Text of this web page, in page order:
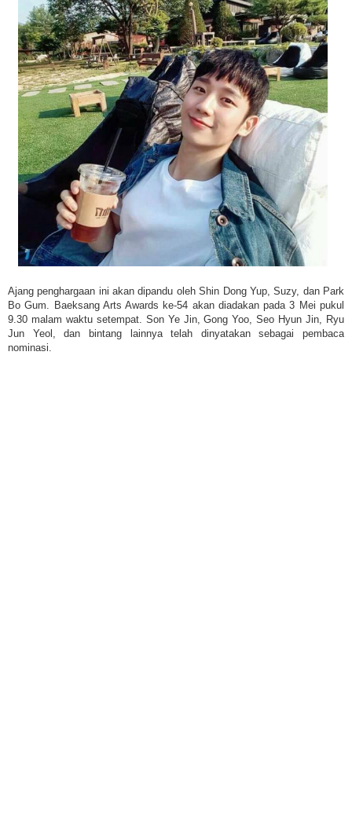
Ajang penghargaan ini akan dipandu oleh Shin Dong Yup, Suzy, dan Park
Bo Gum. Baeksang Arts Awards ke-54 akan diadakan pada 3 Mei pukul
9.30 malam waktu setempat. Son Ye Jin, Gong Yoo, Seo Hyun Jin, Ryu
Jun Yeol, dan bintang lainnya telah dinyatakan sebagai pembaca
nominasi.